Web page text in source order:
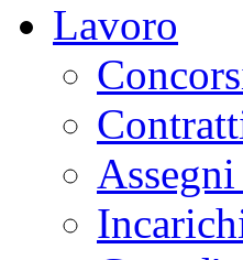
Lavoro